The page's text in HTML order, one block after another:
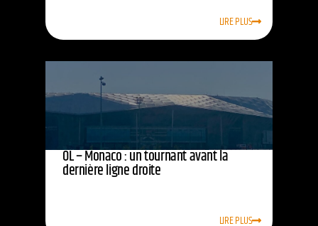
LIRE PLUS
OL – Monaco : un tournant avant la
dernière ligne droite
LIRE PLUS